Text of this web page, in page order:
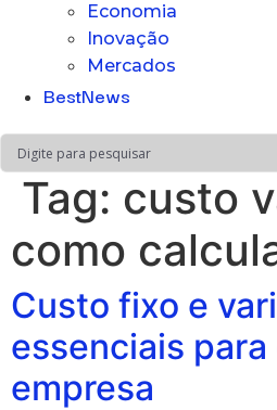
Economia
Inovação
Mercados
BestNews
Tag: custo
como
Custo fixo e
essenciais
empresa